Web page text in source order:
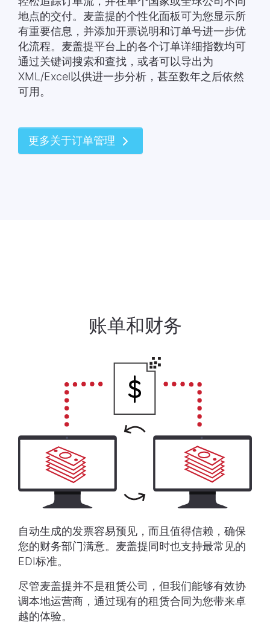
地点的交付。麦盖提的个性化面板可为您显示所
有重要信息，并添加开票说明和订单号进一步优
化流程。麦盖提平台上的各个订单详细指数均可
通过关键词搜索和查找，或者可以导出为
XML/Excel以供进一步分析，甚至数年之后依然
可用。
更多关于订单管理
账单和财务
自动生成的发票容易预见，而且值得信赖，确保
您的财务部门满意。麦盖提同时也支持最常见的
EDI标准。
尽管麦盖提并不是租赁公司，但我们能够有效协
调本地运营商，通过现有的租赁合同为您带来卓
越的体验。